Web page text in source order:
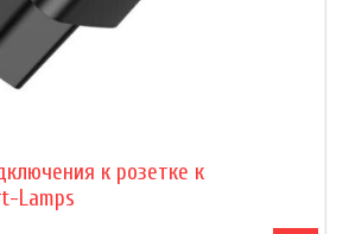
к розетке к
Lamps